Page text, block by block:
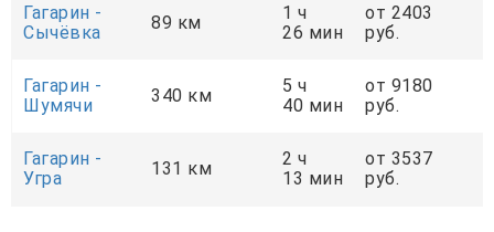
Гагарин -
Сычёвка
89 км
1 ч
26 мин
от 2403
руб.
Гагарин -
Шумячи
340 км
5 ч
40 мин
от 9180
руб.
Гагарин -
Угра
131 км
2 ч
13 мин
от 3537
руб.